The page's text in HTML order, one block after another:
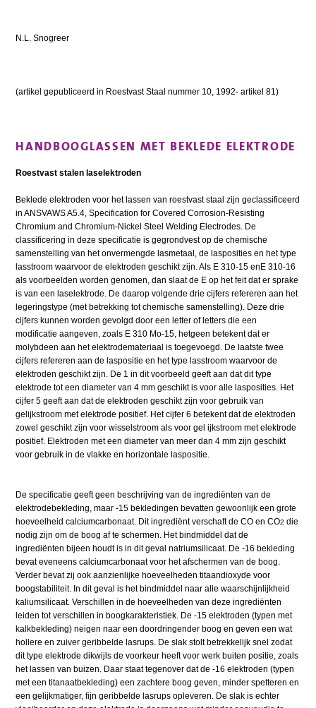
N.L. Snogreer
(artikel gepubliceerd in Roestvast Staal nummer 10, 1992- artikel 81)
HANDBOOGLASSEN MET BEKLEDE ELEKTRODE
Roestvast stalen laselektroden
Beklede elektroden voor het lassen van roestvast staal zijn geclassificeerd
in ANSVAWS A5.4, Specification for Covered Corrosion-Resisting
Chromium and Chromium-Nickel Steel Welding Electrodes. De
classificering in deze specificatie is gegrondvest op de chemische
samenstelling van het onvermengde lasmetaal, de lasposities en het type
lasstroom waarvoor de elektroden geschikt zijn. Als E 310-15 enE 310-16
als voorbeelden worden genomen, dan slaat de E op het feit dat er sprake
is van een laselektrode. De daarop volgende drie cijfers refereren aan het
legeringstype (met betrekking tot chemische samenstelling). Deze drie
cijfers kunnen worden gevolgd door een letter of letters die een
modificatie aangeven, zoals E 310 Mo-15, hetgeen betekent dat er
molybdeen aan het elektrodemateriaal is toegevoegd. De laatste twee
cijfers refereren aan de laspositie en het type lasstroom waarvoor de
elektroden geschikt zijn. De 1 in dit voorbeeld geeft aan dat dit type
elektrode tot een diameter van 4 mm geschikt is voor alle lasposities. Het
cijfer 5 geeft aan dat de elektroden geschikt zijn voor gebruik van
gelijkstroom met elektrode positief. Het cijfer 6 betekent dat de elektroden
zowel geschikt zijn voor wisselstroom als voor gel ijkstroom met elektrode
positief. Elektroden met een diameter van meer dan 4 mm zijn geschikt
voor gebruik in de vlakke en horizontale laspositie.
De specificatie geeft geen beschrijving van de ingrediënten van de
elektrodebekleding, maar -15 bekledingen bevatten gewoonlijk een grote
hoeveelheid calciumcarbonaat. Dit ingrediënt verschaft de CO en CO2 die
nodig zijn om de boog af te schermen. Het bindmiddel dat de
ingrediënten bijeen houdt is in dit geval natriumsilicaat. De -16 bekleding
bevat eveneens calciumcarbonaat voor het afschermen van de boog.
Verder bevat zij ook aanzienlijke hoeveelheden titaandioxyde voor
boogstabiliteit. In dit geval is het bindmiddel naar alle waarschijnlijkheid
kaliumsilicaat. Verschillen in de hoeveelheden van deze ingrediënten
leiden tot verschillen in boogkarakteristiek. De -15 elektroden (typen met
kalkbekleding) neigen naar een doordringender boog en geven een wat
hollere en zuiver geribbelde lasrups. De slak stolt betrekkelijk snel zodat
dit type elektrode dikwijls de voorkeur heeft voor werk buiten positie, zoals
het lassen van buizen. Daar staat tegenover dat de -16 elektroden (typen
met een titanaatbekleding) een zachtere boog geven, minder spetteren en
een gelijkmatiger, fijn geribbelde lasrups opleveren. De slak is echter